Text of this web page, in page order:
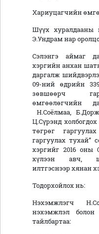
Хариуцагчийн
Шүүх
Э.Ундрам нар
Сэлэнгэ аймаг
хэргийн анхан
даргалж
09-ний өдрийн
зөвшөөрч
өмгөөлөгчийн
Н.Соёлмаа,
Ц.Сүрэнд
төгрөг
гаргуулах тухай”
хэргийг 2016 оны
хүлээн авч,
илтгэснээр хянан
Тодорхойлох нь:
Нэхэмжлэгч
нэхэмжлэл болон
тайлбартаа: